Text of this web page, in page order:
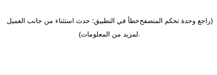
خطأ في التطبيق: حدث استثناء من جانب العميل(راجع وحدة تحكم المتصفح
لمزيد من المعلومات).